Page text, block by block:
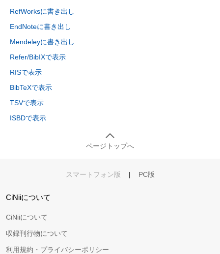
RefWorksに書き出し
EndNoteに書き出し
Mendeleyに書き出し
Refer/BibIXで表示
RISで表示
BibTeXで表示
TSVで表示
ISBDで表示
ページトップへ
スマートフォン版 | PC版
CiNiiについて
CiNiiについて
収録刊行物について
利用規約・プライバシーポリシー